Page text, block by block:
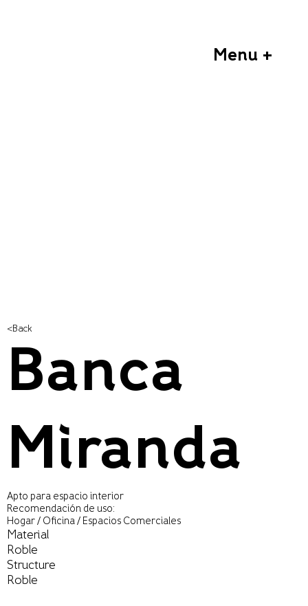
Menu +
<Back
Banca
Miranda
Apto para espacio interior
Recomendación de uso:
Hogar / Oficina / Espacios Comerciales
Material
Roble
Structure
Roble